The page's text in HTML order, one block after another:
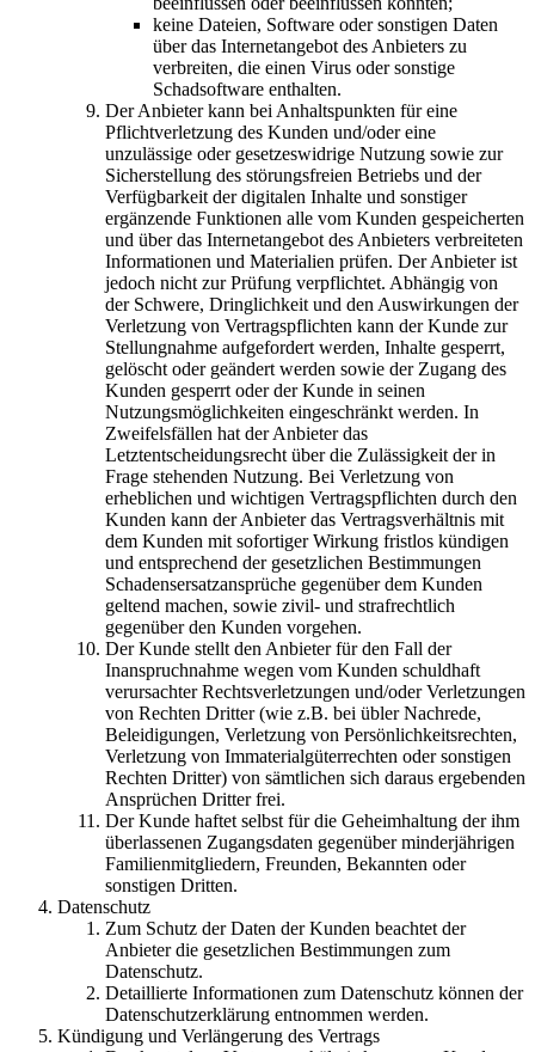
keine Dateien, Software oder sonstigen Daten
über das Internetangebot des Anbieters zu
verbreiten, die einen Virus oder sonstige
Schadsoftware enthalten.
Der Anbieter kann bei Anhaltspunkten für eine
Pflichtverletzung des Kunden und/oder eine
unzulässige oder gesetzeswidrige Nutzung sowie zur
Sicherstellung des störungsfreien Betriebs und der
Verfügbarkeit der digitalen Inhalte und sonstiger
ergänzende Funktionen alle vom Kunden gespeicherten
und über das Internetangebot des Anbieters verbreiteten
Informationen und Materialien prüfen. Der Anbieter ist
jedoch nicht zur Prüfung verpflichtet. Abhängig von
der Schwere, Dringlichkeit und den Auswirkungen der
Verletzung von Vertragspflichten kann der Kunde zur
Stellungnahme aufgefordert werden, Inhalte gesperrt,
gelöscht oder geändert werden sowie der Zugang des
Kunden gesperrt oder der Kunde in seinen
Nutzungsmöglichkeiten eingeschränkt werden. In
Zweifelsfällen hat der Anbieter das
Letztentscheidungsrecht über die Zulässigkeit der in
Frage stehenden Nutzung. Bei Verletzung von
erheblichen und wichtigen Vertragspflichten durch den
Kunden kann der Anbieter das Vertragsverhältnis mit
dem Kunden mit sofortiger Wirkung fristlos kündigen
und entsprechend der gesetzlichen Bestimmungen
Schadensersatzansprüche gegenüber dem Kunden
geltend machen, sowie zivil- und strafrechtlich
gegenüber den Kunden vorgehen.
Der Kunde stellt den Anbieter für den Fall der
Inanspruchnahme wegen vom Kunden schuldhaft
verursachter Rechtsverletzungen und/oder Verletzungen
von Rechten Dritter (wie z.B. bei übler Nachrede,
Beleidigungen, Verletzung von Persönlichkeitsrechten,
Verletzung von Immaterialgüterrechten oder sonstigen
Rechten Dritter) von sämtlichen sich daraus ergebenden
Ansprüchen Dritter frei.
Der Kunde haftet selbst für die Geheimhaltung der ihm
überlassenen Zugangsdaten gegenüber minderjährigen
Familienmitgliedern, Freunden, Bekannten oder
sonstigen Dritten.
Datenschutz
Zum Schutz der Daten der Kunden beachtet der
Anbieter die gesetzlichen Bestimmungen zum
Datenschutz.
Detaillierte Informationen zum Datenschutz können der
Datenschutzerklärung entnommen werden.
Kündigung und Verlängerung des Vertrags